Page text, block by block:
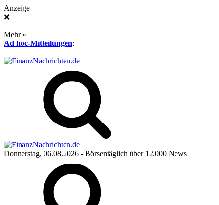
Anzeige
❌
Mehr »
Ad hoc-Mitteilungen:
Donnerstag, 06.08.2026 - Börsentäglich über 12.000 News